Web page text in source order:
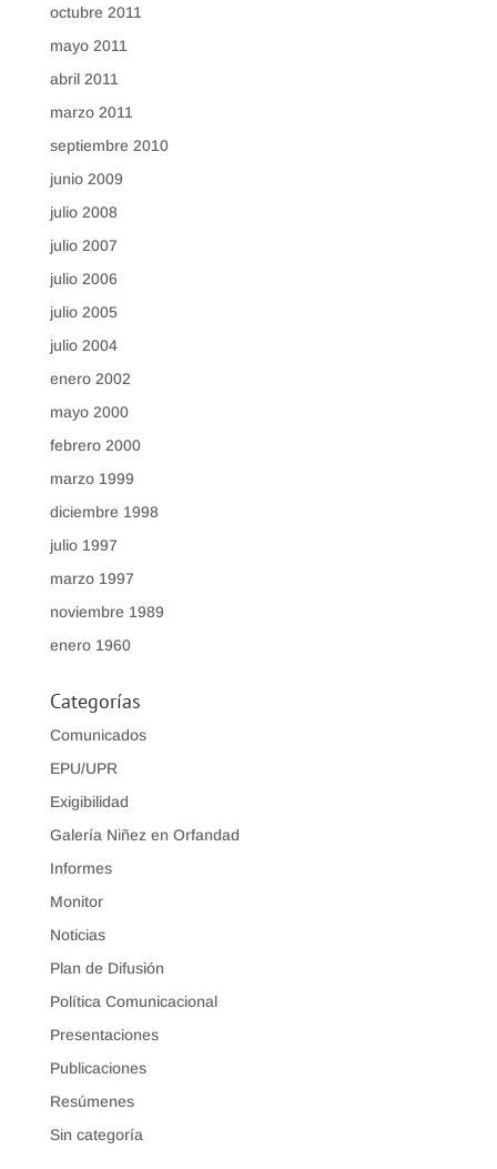
octubre 2011
mayo 2011
abril 2011
marzo 2011
septiembre 2010
junio 2009
julio 2008
julio 2007
julio 2006
julio 2005
julio 2004
enero 2002
mayo 2000
febrero 2000
marzo 1999
diciembre 1998
julio 1997
marzo 1997
noviembre 1989
enero 1960
Categorías
Comunicados
EPU/UPR
Exigibilidad
Galería Niñez en Orfandad
Informes
Monitor
Noticias
Plan de Difusión
Política Comunicacional
Presentaciones
Publicaciones
Resúmenes
Sin categoría